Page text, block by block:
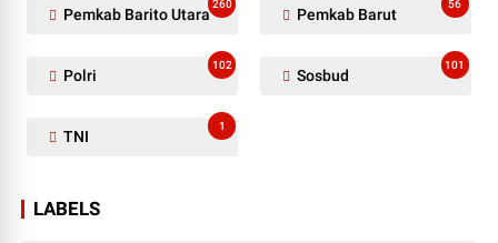
Pemkab Barito Utara
260
Pemkab Barut
56
Polri
102
Sosbud
101
TNI
1
LABELS